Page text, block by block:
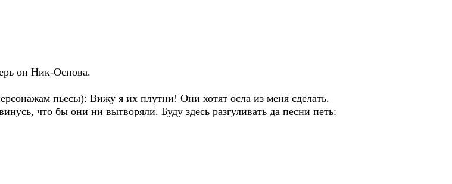
он Ник-Основа.
пьесы): Вижу я их плутни! Они хотят осла из меня сделать.
что бы они ни вытворяли. Буду здесь разгуливать да песни петь: